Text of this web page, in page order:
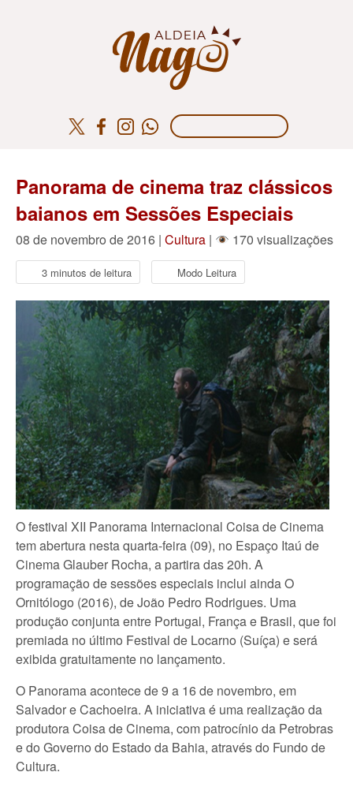
Panorama de cinema traz clássicos
baianos em Sessões Especiais
08 de novembro de 2016 | Cultura | 170 visualizações
3 minutos de leitura Modo Leitura
O festival XII Panorama Internacional Coisa de Cinema
tem abertura nesta quarta-feira (09), no Espaço Itaú de
Cinema Glauber Rocha, a partira das 20h. A
programação de sessões especiais inclui ainda O
Ornitólogo (2016), de João Pedro Rodrigues. Uma
produção conjunta entre Portugal, França e Brasil, que foi
premiada no último Festival de Locarno (Suíça) e será
exibida gratuitamente no lançamento.
O Panorama acontece de 9 a 16 de novembro, em
Salvador e Cachoeira. A iniciativa é uma realização da
produtora Coisa de Cinema, com patrocínio da Petrobras
e do Governo do Estado da Bahia, através do Fundo de
Cultura.